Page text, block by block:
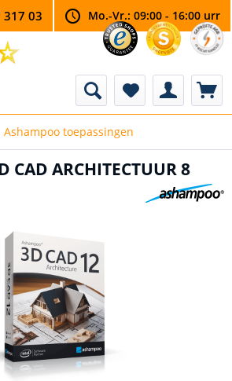
317 03 Mo.-Vr.: 09:00 - 16:00 urr
Ashampoo toepassingen
CAD ARCHITECTUUR 8